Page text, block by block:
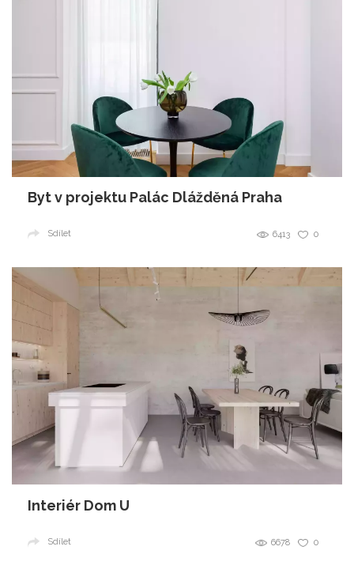
Byt v projektu Palác Dlážděná Praha
0
6413
Sdílet
Interiér Dom U
0
6678
Sdílet